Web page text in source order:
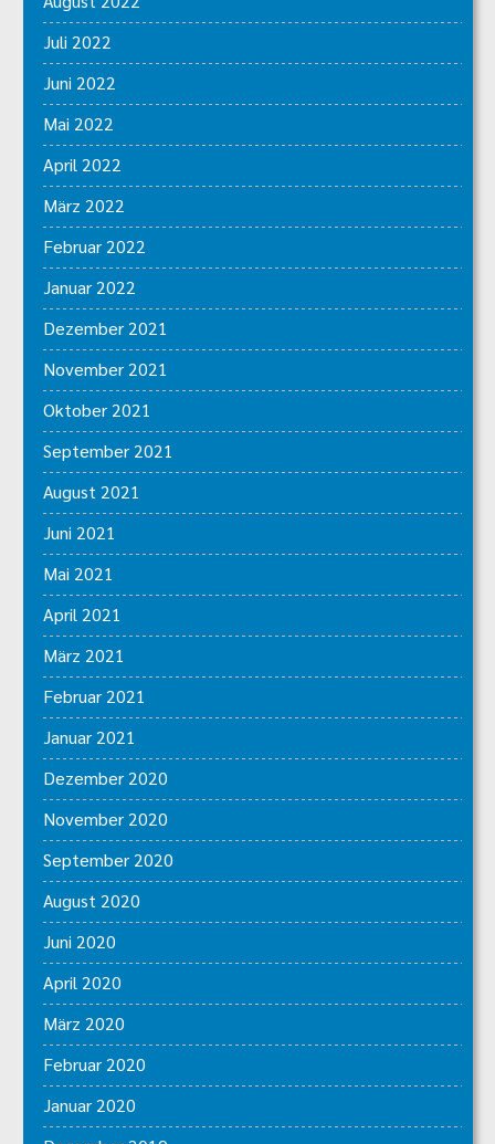
Juli 2022
Juni 2022
Mai 2022
April 2022
März 2022
Februar 2022
Januar 2022
Dezember 2021
November 2021
Oktober 2021
September 2021
August 2021
Juni 2021
Mai 2021
April 2021
März 2021
Februar 2021
Januar 2021
Dezember 2020
November 2020
September 2020
August 2020
Juni 2020
April 2020
März 2020
Februar 2020
Januar 2020